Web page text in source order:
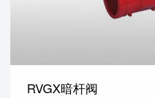
RVGX暗杆阀